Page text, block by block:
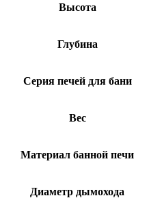
Высота
Глубина
Серия печей для бани
Вес
Материал банной печи
Диаметр дымохода